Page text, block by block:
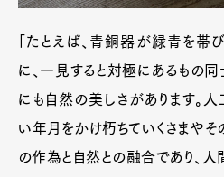
「たとえば、青銅器が緑青を帯
に、一見すると対極にあるもの
にも自然の美しさがあります。
い年月をかけ朽ちていくさまや
の作為と自然との融合であり、